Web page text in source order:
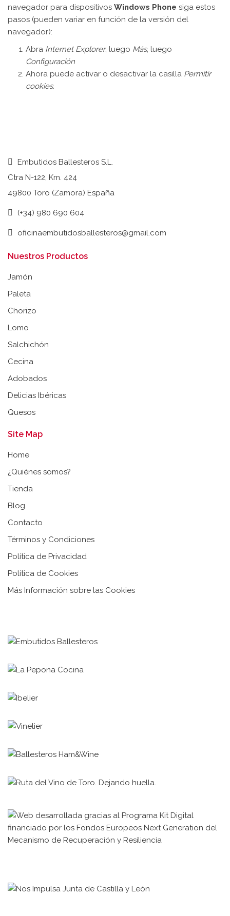
navegador para dispositivos Windows Phone siga estos
pasos (pueden variar en función de la versión del
navegador):
Abra Internet Explorer, luego Más, luego
Configuración
Ahora puede activar o desactivar la casilla Permitir
cookies.
Embutidos Ballesteros S.L.
Ctra N-122, Km. 424
49800 Toro (Zamora) España
(+34) 980 690 604
oficinaembutidosballesteros@gmail.com
Nuestros Productos
Jamón
Paleta
Chorizo
Lomo
Salchichón
Cecina
Adobados
Delicias Ibéricas
Quesos
Site Map
Home
¿Quiénes somos?
Tienda
Blog
Contacto
Términos y Condiciones
Política de Privacidad
Política de Cookies
Más Información sobre las Cookies